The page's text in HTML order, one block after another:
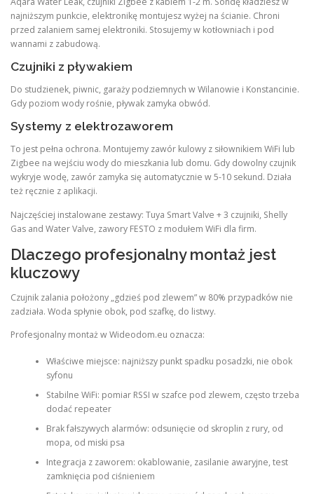
najniższym punkcie, elektronikę montujesz wyżej na ścianie. Chroni
przed zalaniem samej elektroniki. Stosujemy w kotłowniach i pod
wannami z zabudową.
Czujniki z pływakiem
Do studzienek, piwnic, garaży podziemnych w Wilanowie i Konstancinie.
Gdy poziom wody rośnie, pływak zamyka obwód.
Systemy z elektrozaworem
To jest pełna ochrona. Montujemy zawór kulowy z siłownikiem WiFi lub
Zigbee na wejściu wody do mieszkania lub domu. Gdy dowolny czujnik
wykryje wodę, zawór zamyka się automatycznie w 5-10 sekund. Działa
też ręcznie z aplikacji.
Najczęściej instalowane zestawy: Tuya Smart Valve + 3 czujniki, Shelly
Gas and Water Valve, zawory FESTO z modułem WiFi dla firm.
Dlaczego profesjonalny montaż jest
kluczowy
Czujnik zalania położony „gdzieś pod zlewem” w 80% przypadków nie
zadziała. Woda spłynie obok, pod szafkę, do listwy.
Profesjonalny montaż w Wideodom.eu oznacza:
Właściwe miejsce: najniższy punkt spadku posadzki, nie obok
syfonu
Stabilne WiFi: pomiar RSSI w szafce pod zlewem, często trzeba
dodać repeater
Brak fałszywych alarmów: odsunięcie od skroplin z rury, od
mopa, od miski psa
Integracja z zaworem: okablowanie, zasilanie awaryjne, test
zamknięcia pod ciśnieniem